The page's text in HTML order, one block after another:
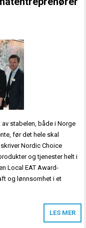
av stabelen, både i Norge
før det hele skal
Nordic Choice
og tjenester helt i
Local EAT Award-
og lønnsomhet i et
LES MER